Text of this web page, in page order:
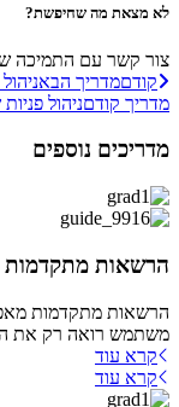
לא מצאת מה שחיפשת?
צור קשר עם התמיכה
קודםמדריך הבא
מדריך קודםניהול
מדריכים נוספים
הרשאות מתקדמות
הרשאות מתקדמות
משתמש רואה רק את
קרא עוד
קרא עוד